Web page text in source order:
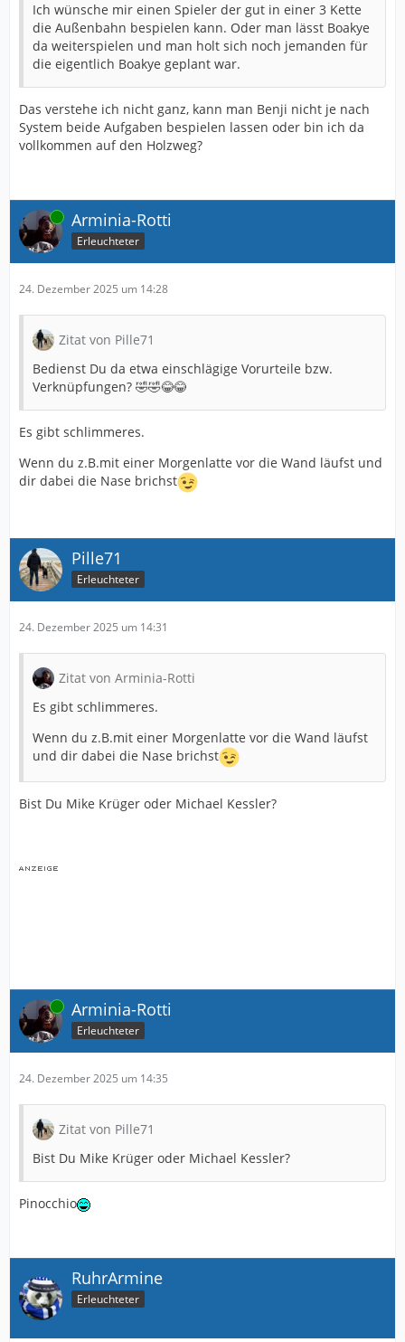
Ich wünsche mir einen Spieler der gut in einer 3 Kette
die Außenbahn bespielen kann. Oder man lässt Boakye
da weiterspielen und man holt sich noch jemanden für
die eigentlich Boakye geplant war.
Das verstehe ich nicht ganz, kann man Benji nicht je nach
System beide Aufgaben bespielen lassen oder bin ich da
vollkommen auf den Holzweg?
Online Arminia-Rotti
Erleuchteter
24. Dezember 2025 um 14:28
Zitat von Pille71
Bedienst Du da etwa einschlägige Vorurteile bzw.
Verknüpfungen? 🤣🤣😂😂
Es gibt schlimmeres.
Wenn du z.B.mit einer Morgenlatte vor die Wand läufst und
dir dabei die Nase brichst
Pille71
Erleuchteter
24. Dezember 2025 um 14:31
Zitat von Arminia-Rotti
Es gibt schlimmeres.
Wenn du z.B.mit einer Morgenlatte vor die Wand läufst
und dir dabei die Nase brichst
Bist Du Mike Krüger oder Michael Kessler?
Online Arminia-Rotti
Erleuchteter
24. Dezember 2025 um 14:35
Zitat von Pille71
Bist Du Mike Krüger oder Michael Kessler?
Pinocchio
RuhrArmine
Erleuchteter